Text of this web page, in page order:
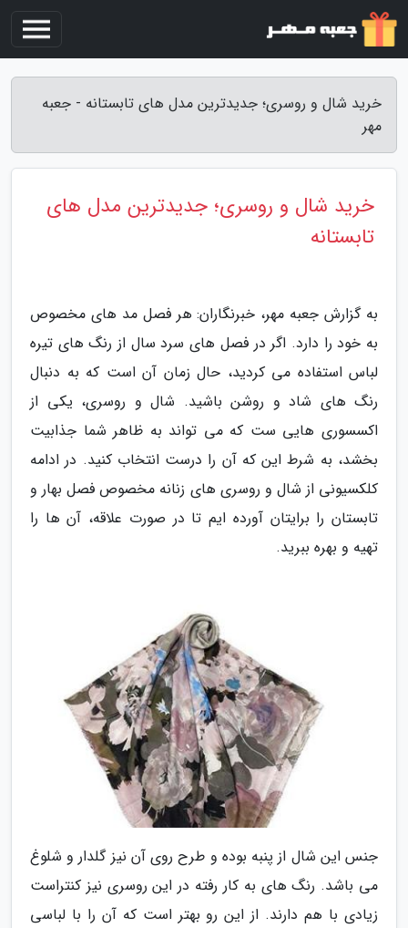
خرید شال و روسری؛ جدیدترین مدل های تابستانه - جعبه
مهر
خرید شال و روسری؛ جدیدترین مدل های
تابستانه
به گزارش جعبه مهر، خبرنگاران: هر فصل مد های مخصوص
به خود را دارد. اگر در فصل های سرد سال از رنگ های تیره
لباس استفاده می کردید، حال زمان آن است که به دنبال
رنگ های شاد و روشن باشید. شال و روسری، یکی از
اکسسوری هایی ست که می تواند به ظاهر شما جذابیت
بخشد، به شرط این که آن را درست انتخاب کنید. در ادامه
کلکسیونی از شال و روسری های زنانه مخصوص فصل بهار و
تابستان را برایتان آورده ایم تا در صورت علاقه، آن ها را
تهیه و بهره ببرید.
جنس این شال از پنبه بوده و طرح روی آن نیز گلدار و شلوغ
می باشد. رنگ های به کار رفته در این روسری نیز کنتراست
زیادی با هم دارند. از این رو بهتر است که آن را با لباسی